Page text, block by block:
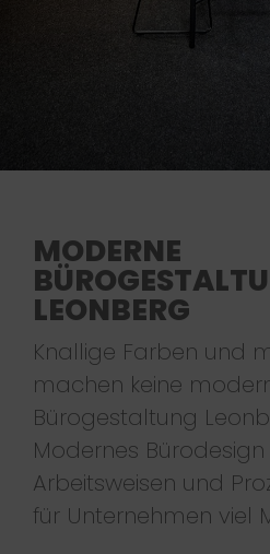
MODERNE
LEONBERG
Knallige Farben und
machen keine
Bürogestaltung
Modernes
Arbeitsweisen und
für Unternehmen viel